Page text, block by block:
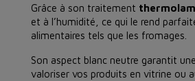
Grâce à son traitement
et à l’humidité, ce qui le rend
alimentaires tels que les fromages.
Son aspect blanc neutre garantit
valoriser vos produits en vitrine ou